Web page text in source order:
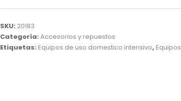
SKU: 20183
Categoría: Accesorios y repuestos
Etiquetas: Equipos de uso domestico intensivo,